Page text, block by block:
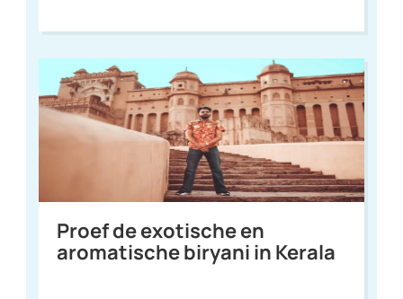
Proef de exotische en
aromatische biryani in Kerala